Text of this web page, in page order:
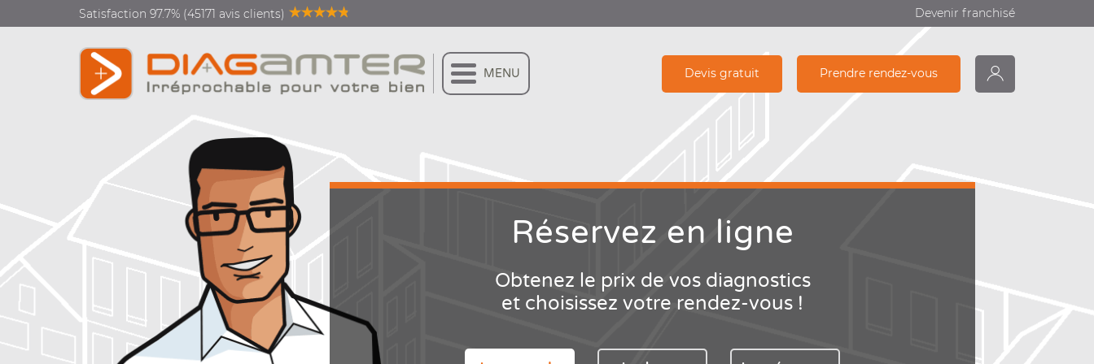
Satisfaction 97.7% (45171 avis clients) Devenir franchisé
MENU Devis gratuit Prendre rendez-vous
Diagnostics vente location
Diagnostics rénovation
énergétique
Diagnostics copropriété
Réservez en ligne
Obtenez le prix de vos diagnostics
et choisissez votre rendez-vous !